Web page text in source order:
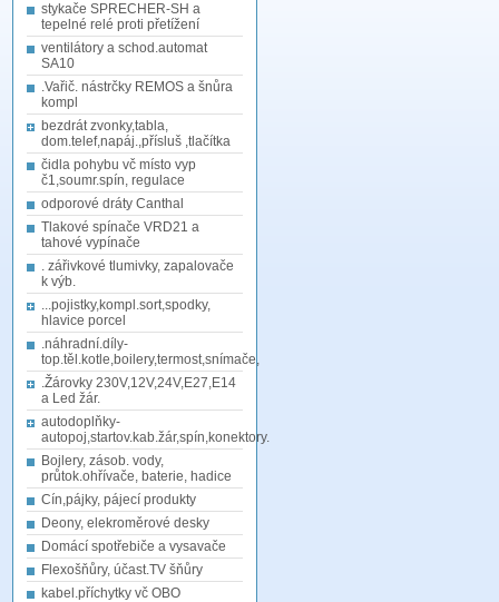
stykače SPRECHER-SH a
tepelné relé proti přetížení
ventilátory a schod.automat
SA10
.Vařič. nástrčky REMOS a šnůra
kompl
bezdrát zvonky,tabla,
dom.telef,napáj.,přísluš ,tlačítka
čidla pohybu vč místo vyp
č1,soumr.spín, regulace
odporové dráty Canthal
Tlakové spínače VRD21 a
tahové vypínače
. zářivkové tlumivky, zapalovače
k výb.
...pojistky,kompl.sort,spodky,
hlavice porcel
.náhradní.díly-
top.těl.kotle,boilery,termost,snímače,
.Žárovky 230V,12V,24V,E27,E14
a Led žár.
autodoplňky-
autopoj,startov.kab.žár,spín,konektory.
Bojlery, zásob. vody,
průtok.ohřívače, baterie, hadice
Cín,pájky, pájecí produkty
Deony, elekroměrové desky
Domácí spotřebiče a vysavače
Flexošňůry, účast.TV šňůry
kabel.příchytky vč OBO